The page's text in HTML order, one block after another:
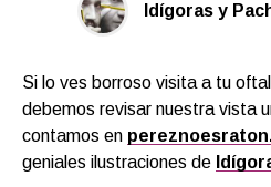
Idígoras y
Si lo ves borroso visita a tu
debemos revisar nuestra vista
contamos en
geniales ilustraciones de